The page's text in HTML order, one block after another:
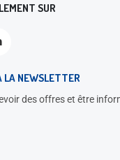
SUR
LA NEWSLETTER
des offres et être